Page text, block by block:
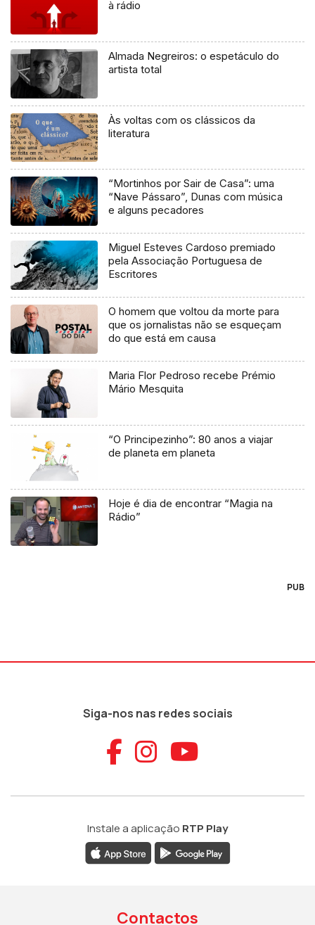
à rádio
Almada Negreiros: o espetáculo do
artista total
Às voltas com os clássicos da
literatura
“Mortinhos por Sair de Casa”: uma
“Nave Pássaro”, Dunas com música
e alguns pecadores
Miguel Esteves Cardoso premiado
pela Associação Portuguesa de
Escritores
O homem que voltou da morte para
que os jornalistas não se esqueçam
do que está em causa
Maria Flor Pedroso recebe Prémio
Mário Mesquita
“O Principezinho”: 80 anos a viajar
de planeta em planeta
Hoje é dia de encontrar “Magia na
Rádio”
PUB
Siga-nos nas redes sociais
Aceder ao
Aceder ao
Aceder
Instale a aplicação RTP Play
Contactos